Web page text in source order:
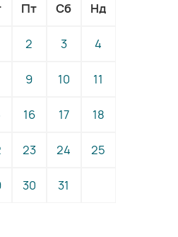
Пт Сб Нд
2 3 4
9 10 11
16 17 18
23 24 25
30 31